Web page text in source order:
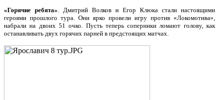
«Горячие ребята». Дмитрий Волков и Егор Клюка стали настоящими
героями прошлого тура. Они ярко провели игру против «Локомотива»,
набрали на двоих 51 очко. Пусть теперь соперники ломают голову, как
останавливать двух горячих парней в предстоящих матчах.